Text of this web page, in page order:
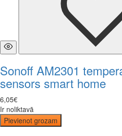
Sonoff AM2301
sensors smart home
6,05€
Ir noliktavā
Pievienot grozam